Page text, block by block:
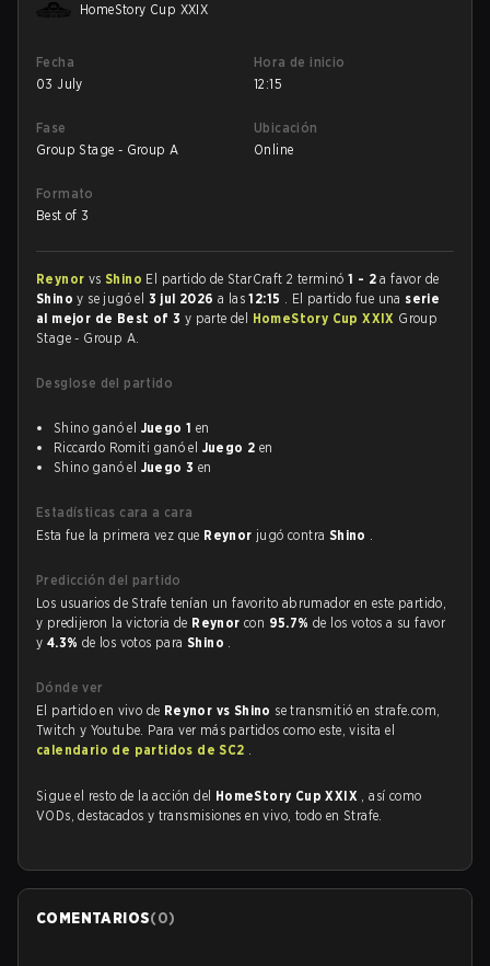
HomeStory Cup XXIX
Fecha
03 July
Hora de inicio
12:15
Fase
Group Stage - Group A
Ubicación
Online
Formato
Best of 3
Reynor vs Shino El partido de StarCraft 2 terminó1 - 2 a favor de
Shinoy se jugó el 3 jul 2026a las12:15 . El partido fue una serie
al mejor de Best of 3 y parte del HomeStory Cup XXIX Group
Stage - Group A.
Desglose del partido
Shino ganó el Juego 1 en
Riccardo Romiti ganó el Juego 2 en
Shino ganó el Juego 3 en
Estadísticas cara a cara
Esta fue la primera vez que Reynor jugó contra Shino .
Predicción del partido
Los usuarios de Strafe tenían un favorito abrumador en este partido,
y predijeron la victoria de Reynorcon 95.7%de los votos a su favor
y 4.3% de los votos paraShino .
Dónde ver
El partido en vivo de Reynor vs Shino se transmitió en strafe.com,
Twitch y Youtube. Para ver más partidos como este, visita el
calendario de partidos de SC2 .
Sigue el resto de la acción del HomeStory Cup XXIX , así como
VODs, destacados y transmisiones en vivo, todo en Strafe.
COMENTARIOS(0)